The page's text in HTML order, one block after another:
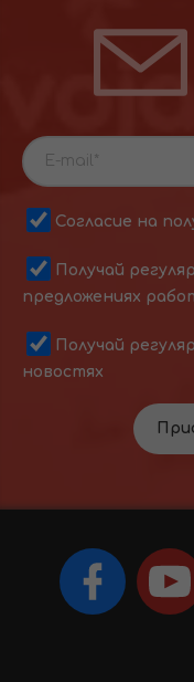
Согласие на
Получай
предложениях
Получай
новостях